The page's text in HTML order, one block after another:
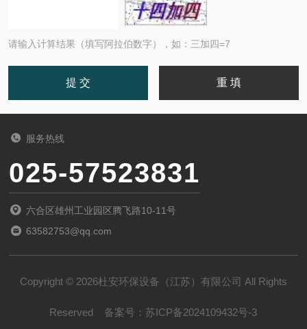
请输入计算结果（填写阿拉伯数字），如：三加四=7
服务热线
025-57523831
六合区雄州工业园区腾飞路10-11号
63582753@qq.com
Copyright © 2026杜安环保设备（江苏）有限公司 All Rights
Reserved 备案号：苏ICP备2024109432号-3